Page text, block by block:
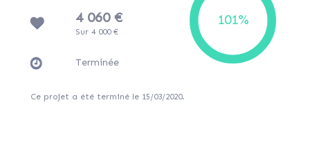
4 060 €
Sur 4 000 €
Terminée
Ce projet a été terminé le 15/03/2020.